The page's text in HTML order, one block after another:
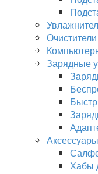
Зарядные
Хабы